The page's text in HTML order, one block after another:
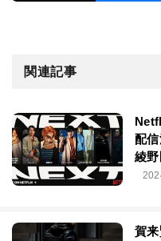
関連記事
配
綾
賀